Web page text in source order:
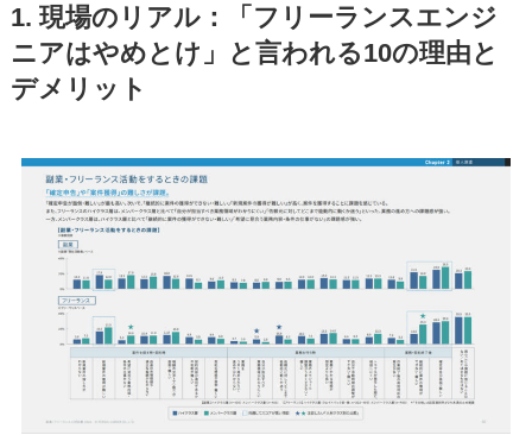
1. 現場のリアル：「フリーランスエンジ
ニアはやめとけ」と言われる10の理由と
デメリット